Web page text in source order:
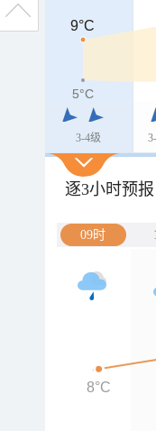
3-4级
9°C
9°C
5°C
5°C
逐3小时预报
09时
8°C